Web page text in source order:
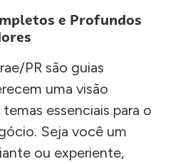
e Profundos
PR são guias
uma visão
essenciais para o
Seja você um
ou experiente,